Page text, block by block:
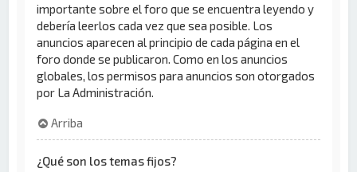
importante sobre el foro que se encuentra leyendo y
debería leerlos cada vez que sea posible. Los
anuncios aparecen al principio de cada página en el
foro donde se publicaron. Como en los anuncios
globales, los permisos para anuncios son otorgados
por La Administración.
Arriba
¿Qué son los temas fijos?